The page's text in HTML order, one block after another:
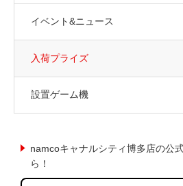
イベント&ニュース
入荷プライズ
設置ゲーム機
namcoキャナルシティ博多店の公
ら！